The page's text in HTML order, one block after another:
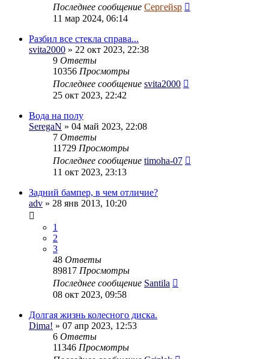
Последнее сообщение Сергейsp
11 мар 2024, 06:14
Разбил все стекла справа...
svita2000 » 22 окт 2023, 22:38
9 Ответы
10356 Просмотры
Последнее сообщение svita2000
25 окт 2023, 22:42
Вода на полу
SeregaN » 04 май 2023, 22:08
7 Ответы
11729 Просмотры
Последнее сообщение timoha-07
11 окт 2023, 23:13
Задний бампер, в чем отличие?
adv » 28 янв 2013, 10:20
1
2
3
48 Ответы
89817 Просмотры
Последнее сообщение Santila
08 окт 2023, 09:58
Долгая жизнь колесного диска.
Dima! » 07 апр 2023, 12:53
6 Ответы
11346 Просмотры